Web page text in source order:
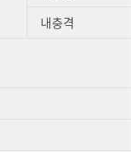
내충격